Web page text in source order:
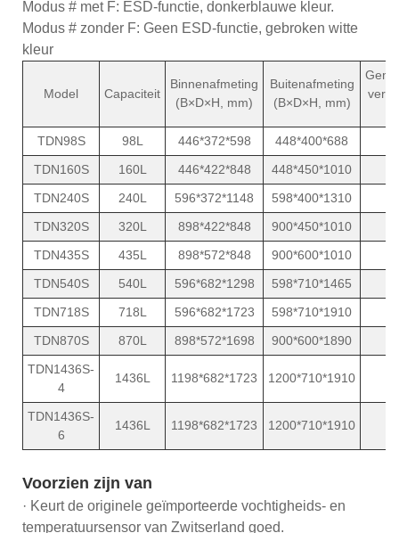
Modus # met F: ESD-functie, donkerblauwe kleur.
Modus # zonder F: Geen ESD-functie, gebroken witte
kleur
Model Capaciteit
Binnenafmeting
(B×D×H, mm)
Buitenafmeting
(B×D×H, mm)
TDN98S
98L 446*372*598 448*400*688
TDN160S
160L 446*422*848 448*450*1010
TDN240S
240L 596*372*1148 598*400*1310
TDN320S
320L 898*422*848 900*450*1010
TDN435S
435L 898*572*848 900*600*1010
TDN540S
540L 596*682*1298 598*710*1465
TDN718S
718L 596*682*1723 598*710*1910
TDN870S
870L 898*572*1698 900*600*1890
TDN1436S-
4
1436L 1198*682*1723 1200*710*1910
TDN1436S-
6
1436L 1198*682*1723 1200*710*1910
Voorzien zijn van
· Keurt de originele geïmporteerde vochtigheids- en
temperatuursensor van Zwitserland goed.